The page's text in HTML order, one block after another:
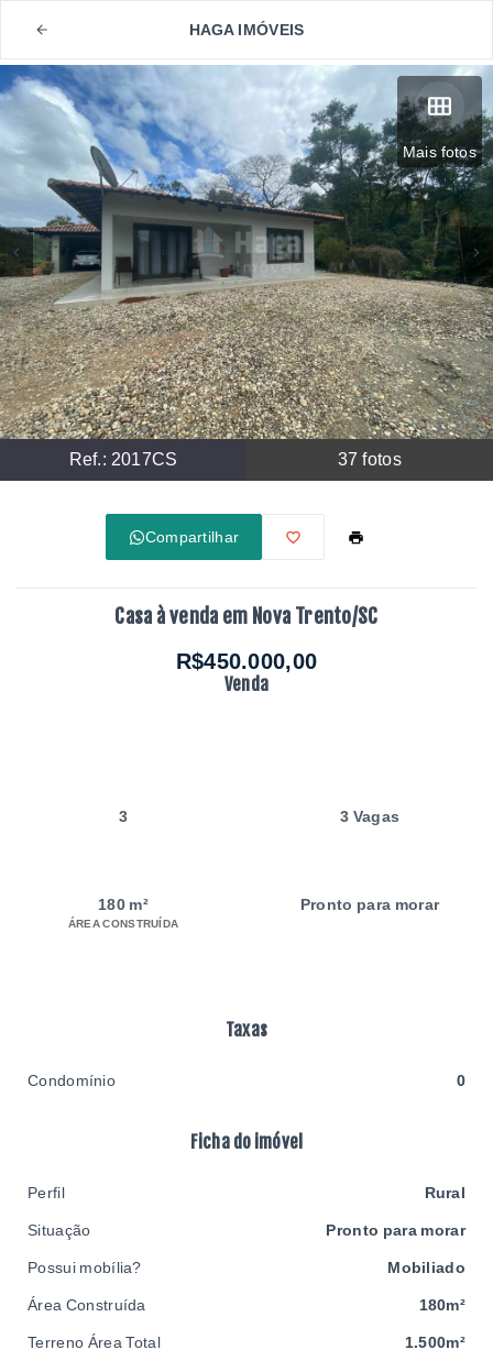
HAGA IMÓVEIS
Mais fotos
Ref.: 2017CS 37 fotos
Compartilhar
Casa à venda em Nova Trento/SC
R$450.000,00
Venda
3 3 Vagas
180 m²
ÁREA CONSTRUÍDA
Pronto para morar
Taxas
Condomínio 0
Ficha do imóvel
Perfil Rural
Situação Pronto para morar
Possui mobília? Mobiliado
Área Construída 180m²
Terreno Área Total 1.500m²